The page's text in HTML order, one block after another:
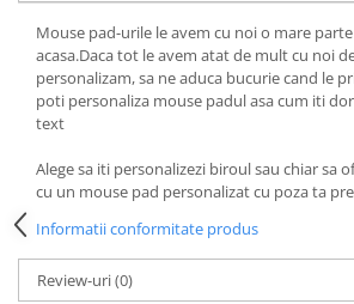
Mouse pad-urile le avem cu noi o mare
acasa.Daca tot le avem atat de mult cu noi
personalizam, sa ne aduca bucurie cand le
poti personaliza mouse padul asa cum iti
text
Alege sa iti personalizezi biroul sau chiar sa
cu un mouse pad personalizat cu poza ta
Informatii conformitate produs
Review-uri(0)